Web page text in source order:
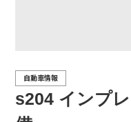
s204 インプ
自動車情報